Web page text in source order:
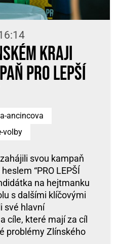
kraji
PRO LEPŠÍ
ancincova
volby
svou kampaň
“PRO LEPŠÍ
na hejtmanku
s dalšími klíčovými
své hlavní
cíle, které mají za cíl
problémy Zlínského